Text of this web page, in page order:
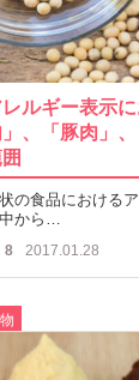
ルギー表示
、「豚肉」
の食品における
から…
8 2017.01.28